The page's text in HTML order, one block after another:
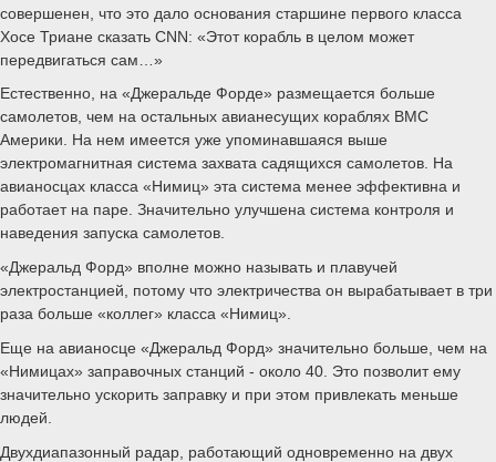
совершенен, что это дало основания старшине первого класса
Хосе Триане сказать CNN: «Этот корабль в целом может
передвигаться сам…»
Естественно, на «Джеральде Форде» размещается больше
самолетов, чем на остальных авианесущих кораблях ВМС
Америки. На нем имеется уже упоминавшаяся выше
электромагнитная система захвата садящихся самолетов. На
авианосцах класса «Нимиц» эта система менее эффективна и
работает на паре. Значительно улучшена система контроля и
наведения запуска самолетов.
«Джеральд Форд» вполне можно называть и плавучей
электростанцией, потому что электричества он вырабатывает в три
раза больше «коллег» класса «Нимиц».
Еще на авианосце «Джеральд Форд» значительно больше, чем на
«Нимицах» заправочных станций - около 40. Это позволит ему
значительно ускорить заправку и при этом привлекать меньше
людей.
Двухдиапазонный радар, работающий одновременно на двух